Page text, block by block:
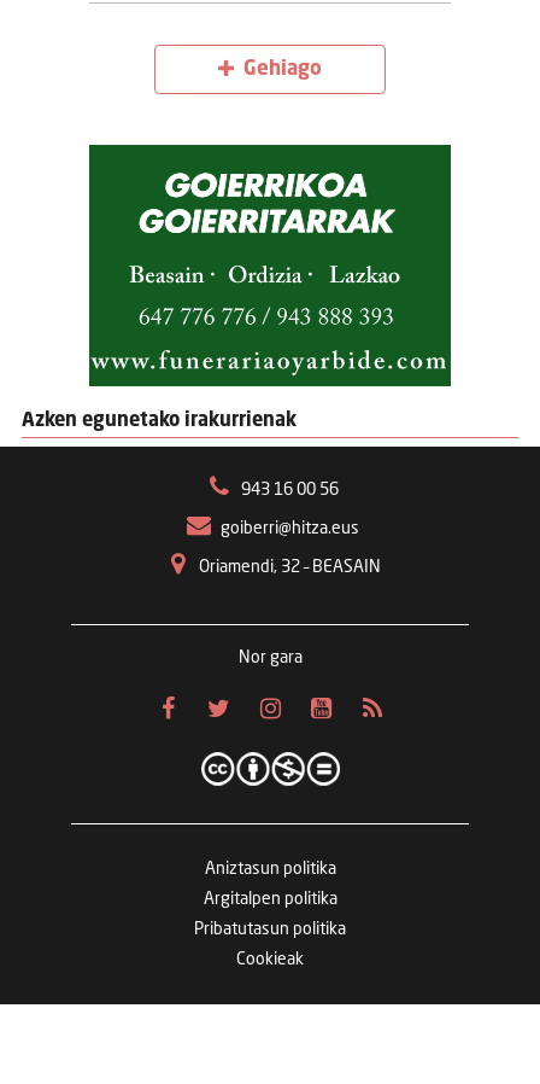
Gehiago
Azken egunetako irakurrienak
943 16 00 56
goiberri@hitza.eus
Oriamendi, 32 – BEASAIN
Nor gara
Aniztasun politika
Argitalpen politika
Pribatutasun politika
Cookieak